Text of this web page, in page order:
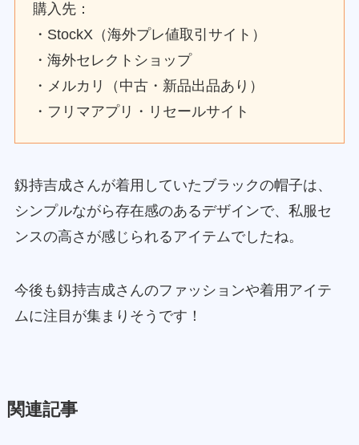
購入先：
・StockX（海外プレ値取引サイト）
・海外セレクトショップ
・メルカリ（中古・新品出品あり）
・フリマアプリ・リセールサイト
釼持吉成さんが着用していたブラックの帽子は、
シンプルながら存在感のあるデザインで、私服セ
ンスの高さが感じられるアイテムでしたね。
今後も釼持吉成さんのファッションや着用アイテ
ムに注目が集まりそうです！
関連記事